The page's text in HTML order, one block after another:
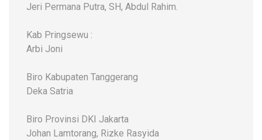
Jeri Permana Putra, SH, Abdul Rahim.
Kab Pringsewu :
Arbi Joni
Biro Kabupaten Tanggerang
Deka Satria
Biro Provinsi DKI Jakarta
Johan Lamtorang, Rizke Rasyida